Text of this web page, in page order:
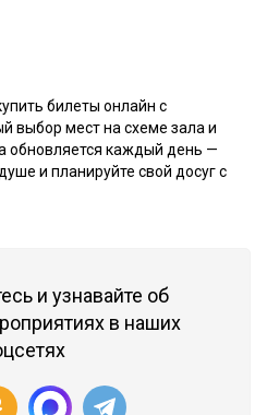
билеты онлайн с
выбор мест на схеме зала и
обновляется каждый день —
и планируйте свой досуг с
и узнавайте об
в наших